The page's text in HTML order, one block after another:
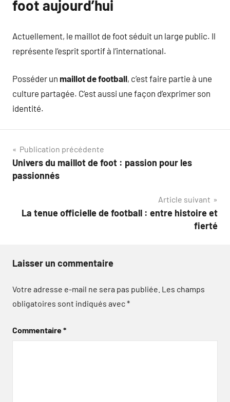
foot aujourd’hui
Actuellement, le maillot de foot séduit un large public. Il
représente l’esprit sportif à l’international.
Posséder un maillot de football, c’est faire partie à une
culture partagée. C’est aussi une façon d’exprimer son
identité.
Navigation
de
Publication précédente
Univers du maillot de foot : passion pour les
passionnés
Article suivant
La tenue officielle de football : entre histoire et
fierté
Laisser un commentaire
Votre adresse e-mail ne sera pas publiée. Les champs
obligatoires sont indiqués avec*
Commentaire*